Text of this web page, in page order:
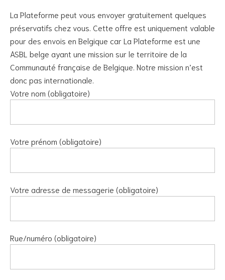
La Plateforme peut vous envoyer gratuitement quelques
préservatifs chez vous. Cette offre est uniquement valable
pour des envois en Belgique car La Plateforme est une
ASBL belge ayant une mission sur le territoire de la
Communauté française de Belgique. Notre mission n’est
donc pas internationale.
Votre nom (obligatoire)
Votre prénom (obligatoire)
Votre adresse de messagerie (obligatoire)
Rue/numéro (obligatoire)